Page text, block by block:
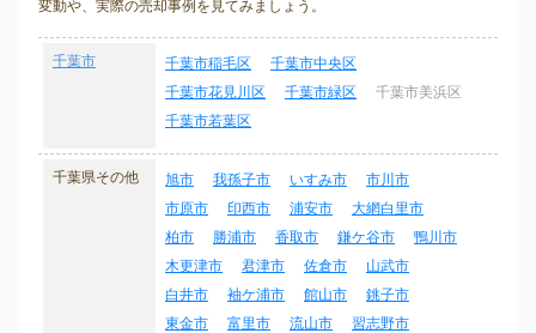
変動や、実際の売却事例を見てみましょう。
千葉市 千葉市稲毛区
千葉市中央区
千葉市花見川区
千葉市緑区
千葉市美浜区
千葉市若葉区
千葉県その他 旭市 我孫子市 いすみ市
市川市
市原市
印西市 浦安市
大網白里市
柏市
勝浦市 香取市 鎌ケ谷市
鴨川市
木更津市
君津市 佐倉市
山武市
白井市
袖ケ浦市 館山市
銚子市
東金市
富里市 流山市
習志野市